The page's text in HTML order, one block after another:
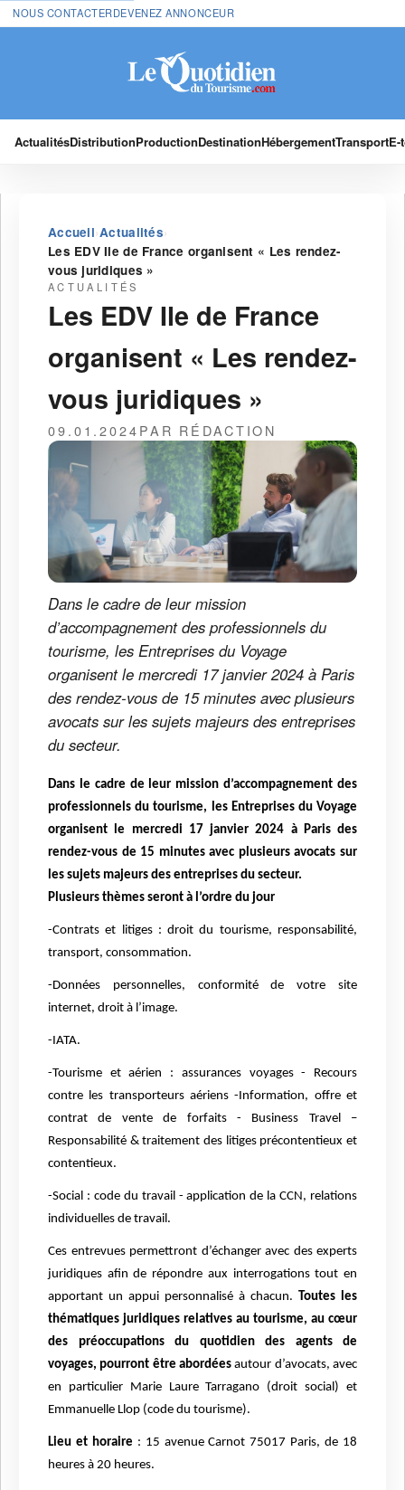
NOUS CONTACTERDEVENEZ ANNONCEUR
ActualitésDistributionProductionDestinationHébergementTransport
Accueil›Actualités›
Les EDV Ile de France organisent « Les rendez-
vous juridiques »
ACTUALITÉS
Les EDV Ile de France
organisent « Les rendez-
vous juridiques »
09.01.2024PAR RÉDACTION
Dans le cadre de leur mission
d’accompagnement des professionnels du
tourisme, les Entreprises du Voyage
organisent le mercredi 17 janvier 2024 à Paris
des rendez-vous de 15 minutes avec plusieurs
avocats sur les sujets majeurs des entreprises
du secteur.
Dans le cadre de leur mission d’accompagnement des
professionnels du tourisme, les Entreprises du Voyage
organisent le mercredi 17 janvier 2024 à Paris des
rendez-vous de 15 minutes avec plusieurs avocats sur
les sujets majeurs des entreprises du secteur.
Plusieurs thèmes seront à l’ordre du jour
-Contrats et litiges : droit du tourisme, responsabilité,
transport, consommation.
-Données personnelles, conformité de votre site
internet, droit à l’image.
-IATA.
-Tourisme et aérien : assurances voyages - Recours
contre les transporteurs aériens -Information, offre et
contrat de vente de forfaits - Business Travel –
Responsabilité & traitement des litiges précontentieux et
contentieux.
-Social : code du travail - application de la CCN, relations
individuelles de travail.
Ces entrevues permettront d’échanger avec des experts
juridiques afin de répondre aux interrogations tout en
apportant un appui personnalisé à chacun. Toutes les
thématiques juridiques relatives au tourisme, au cœur
des préoccupations du quotidien des agents de
voyages, pourront être abordéesautour d’avocats, avec
en particulier Marie Laure Tarragano (droit social) et
Emmanuelle Llop (code du tourisme).
Lieu et horaire : 15 avenue Carnot 75017 Paris, de 18
heures à 20 heures.